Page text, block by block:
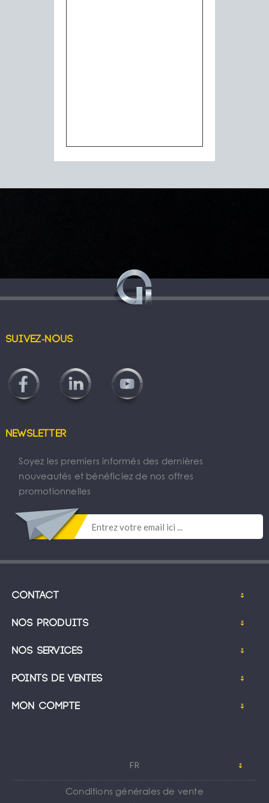
Suivez-nous
Newsletter
Soyez les premiers informés des dernières
nouveautés et bénéficiez de nos offres
promotionnelles
Contact
Nos produits
Nos services
Points de ventes
Mon compte
FR
Conditions générales de vente